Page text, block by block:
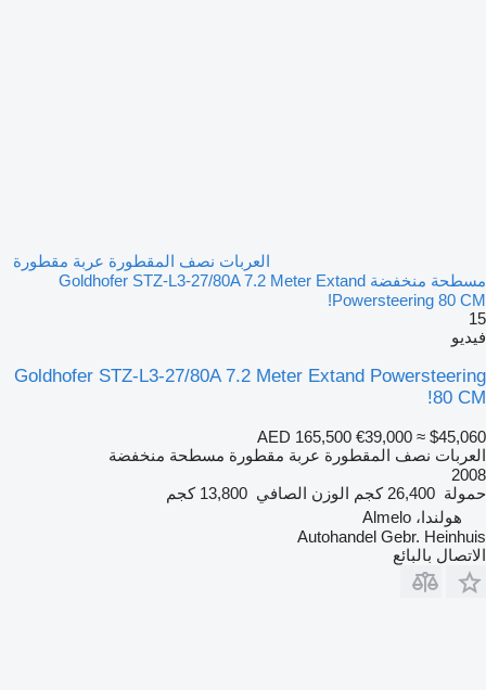
العربات نصف المقطورة عربة مقطورة
مسطحة منخفضة Goldhofer STZ-L3-27/80A 7.2 Meter Extand
Powersteering 80 CM!
15
فيديو
Goldhofer STZ-L3-27/80A 7.2 Meter Extand Powersteering
80 CM!
AED 165,500 €39,000 ≈ $45,060
العربات نصف المقطورة عربة مقطورة مسطحة منخفضة
2008
حمولة 26,400 كجم الوزن الصافي 13,800 كجم
هولندا، Almelo
Autohandel Gebr. Heinhuis
الاتصال بالبائع